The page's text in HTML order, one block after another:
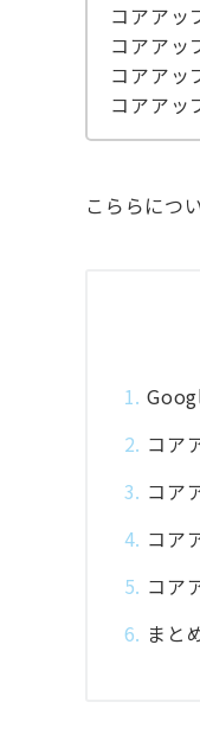
コアアッ
コアアッ
コアアッ
コアアッ
こららにつ
コア
コア
コア
コア
まと